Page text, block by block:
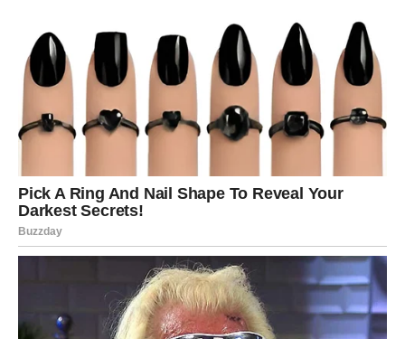
Ali sada se sve menja.
Pred njima je period u kojem će konačno osetiti da se
trud isplatio. Karma im vraća ono što su zaslužili, ali na
mnogo lepši način nego što su mogli da zamisle.
Osoba koja im je nekada slomila srce mogla bi ponovo da
se pojavi, ali ovog puta sa potpuno drugačijim emocijama
i namerama.
Mnogi Ovnovi će doživeti trenutak u kojem će shvatiti
koliko vrede. Dobiće pažnju, ljubav i poštovanje koje su
dugo čekali. Oni koji su slobodni mogli bi upoznati osobu